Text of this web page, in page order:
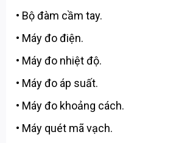
• Bộ đàm cầm tay.
• Máy đo điện.
• Máy đo nhiệt độ.
• Máy đo áp suất.
• Máy đo khoảng cách.
• Máy quét mã vạch.